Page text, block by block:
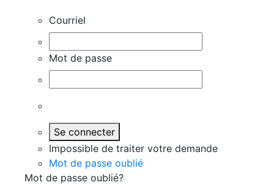
Courriel
Mot de passe
Se connecter
Impossible de traiter votre demande
Mot de passe oublié
Mot de passe oublié?